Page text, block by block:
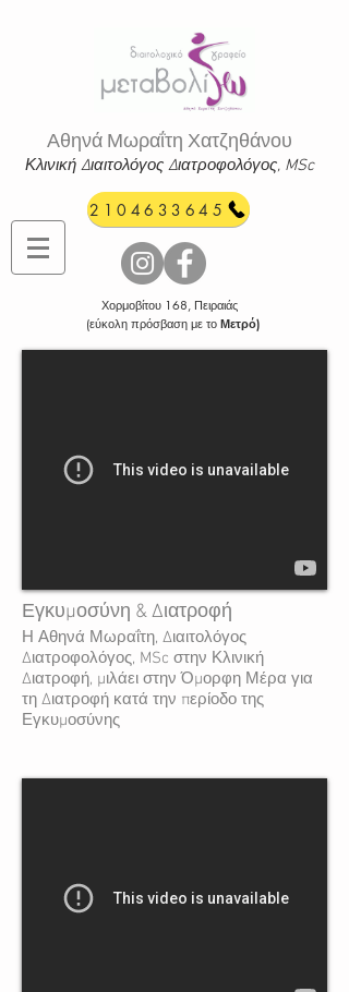
Αθηνά Μωραΐτη Χατζηθάνου
Κλινική Διαιτολόγος Διατροφολόγος, MSc
2104633645
Χορμοβίτου 168, Πειραιάς
(εύκολη πρόσβαση με το Μετρό)
Εγκυμοσύνη & Διατροφή
Η Αθηνά Μωραΐτη, Διαιτολόγος
Διατροφολόγος, MSc στην Κλινική
Διατροφή, μιλάει στην Όμορφη Μέρα για
τη Διατροφή κατά την περίοδο της
Εγκυμοσύνης